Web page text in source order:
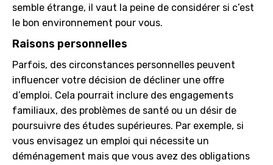
semble étrange, il vaut la peine de considérer si c’est
le bon environnement pour vous.
Raisons personnelles
Parfois, des circonstances personnelles peuvent
influencer votre décision de décliner une offre
d’emploi. Cela pourrait inclure des engagements
familiaux, des problèmes de santé ou un désir de
poursuivre des études supérieures. Par exemple, si
vous envisagez un emploi qui nécessite un
déménagement mais que vous avez des obligations